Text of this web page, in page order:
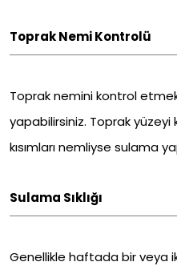
Toprak Nemi Kontrolü
Toprak nemini kontrol
yapabilirsiniz. Toprak
kısımları nemliyse sulama
Sulama Sıklığı
Genellikle haftada bir veya